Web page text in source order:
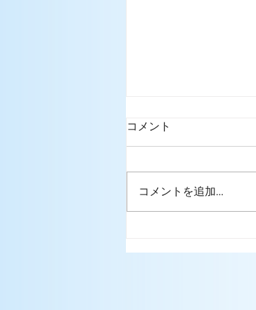
ュール
コメント
コメントを追加…